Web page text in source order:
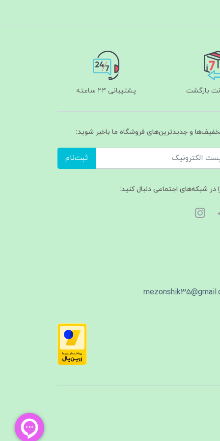
پشتیبانی ۲۴ ساعته
و جدیدترین‌های فروشگاه ما باخبر شوید:
ثبت‌نام
در شبکه‌های اجتماعی دنبال کنید: